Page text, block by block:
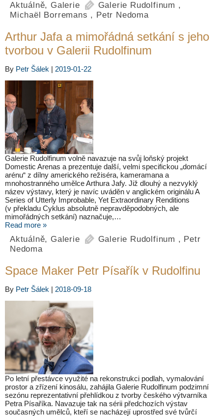
Aktuálně, Galerie Galerie Rudolfinum ,
Michaël Borremans , Petr Nedoma
Arthur Jafa a mimořádná setkání s jeho
tvorbou v Galerii Rudolfinum
By Petr Šálek | 2019-01-22
Galerie Rudolfinum volně navazuje na svůj loňský projekt
Domestic Arenas a prezentuje další, velmi specifickou „domácí
arénu“ z dílny amerického režiséra, kameramana a
mnohostranného umělce Arthura Jafy. Již dlouhý a nezvyklý
název výstavy, který je navíc uváděn v anglickém originálu A
Series of Utterly Improbable, Yet Extraordinary Renditions
(v překladu Cyklus absolutně nepravděpodobných, ale
mimořádných setkání) naznačuje,…
Read more »
Aktuálně, Galerie Galerie Rudolfinum , Petr
Nedoma
Space Maker Petr Písařík v Rudolfinu
By Petr Šálek | 2018-09-18
Po letní přestávce využité na rekonstrukci podlah, vymalování
prostor a zřízení kinosálu, zahájila Galerie Rudolfinum podzimní
sezónu reprezentativní přehlídkou z tvorby českého výtvarníka
Petra Písaříka. Navazuje tak na sérii předchozích výstav
současných umělců, kteří se nacházejí uprostřed své tvůrčí